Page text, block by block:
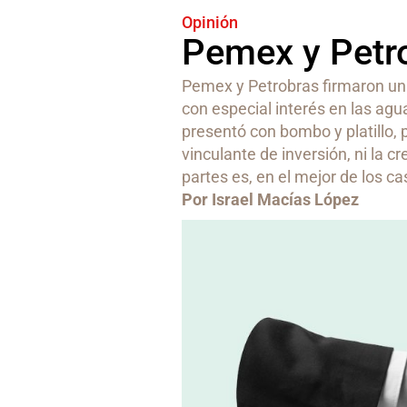
Opinión
Pemex y
Pemex y Petrobras firmaron
con especial interés en las
presentó con bombo y platillo,
vinculante de inversión, ni la
partes es, en el mejor de los
Por Israel Macías López